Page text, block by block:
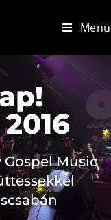
Menü
Music